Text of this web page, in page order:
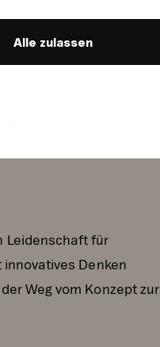
Alle zulassen
Leidenschaft für
Denken
Weg vom Konzept zur